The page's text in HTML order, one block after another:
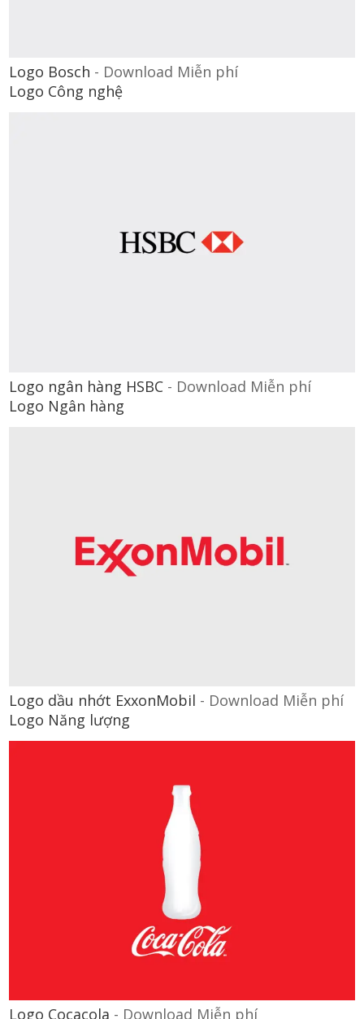
Logo Bosch - Download Miễn phí
Logo Công nghệ
Logo ngân hàng HSBC - Download Miễn phí
Logo Ngân hàng
Logo dầu nhớt ExxonMobil - Download Miễn phí
Logo Năng lượng
Logo Cocacola - Download Miễn phí